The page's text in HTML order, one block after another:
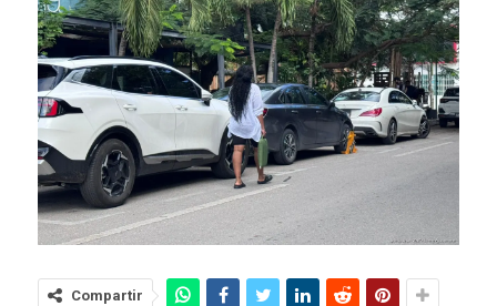
Compartir